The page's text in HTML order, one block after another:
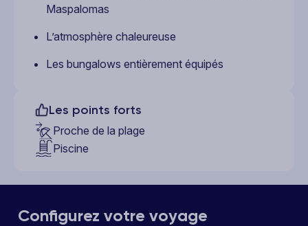
Maspalomas
L’atmosphère chaleureuse
Les bungalows entièrement équipés
Les points forts
Proche de la plage
Piscine
Configurez votre voyage